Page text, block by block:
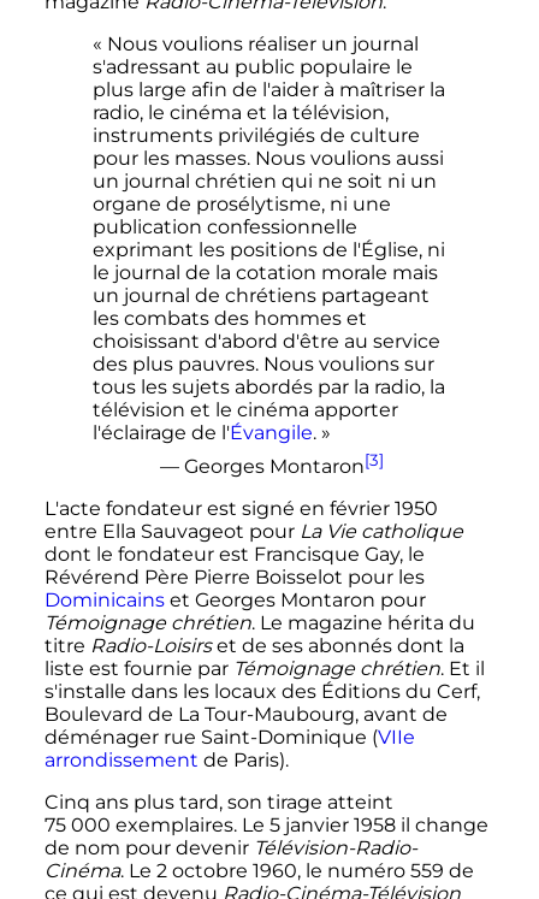
« Nous voulions réaliser un journal
s'adressant au public populaire le
plus large afin de l'aider à maîtriser la
radio, le cinéma et la télévision,
instruments privilégiés de culture
pour les masses. Nous voulions aussi
un journal chrétien qui ne soit ni un
organe de prosélytisme, ni une
publication confessionnelle
exprimant les positions de l'Église, ni
le journal de la cotation morale mais
un journal de chrétiens partageant
les combats des hommes et
choisissant d'abord d'être au service
des plus pauvres. Nous voulions sur
tous les sujets abordés par la radio, la
télévision et le cinéma apporter
l'éclairage de l'Évangile. »
— Georges Montaron[3]
L'acte fondateur est signé en février 1950
entre Ella Sauvageot pour La Vie catholique
dont le fondateur est Francisque Gay, le
Révérend Père Pierre Boisselot pour les
Dominicainset Georges Montaron pour
Témoignage chrétien. Le magazine hérita du
titre Radio-Loisirset de ses abonnés dont la
liste est fournie par Témoignage chrétien. Et il
s'installe dans les locaux des Éditions du Cerf,
Boulevard de La Tour-Maubourg, avant de
déménager rue Saint-Dominique (VIIe
arrondissement de Paris).
Cinq ans plus tard, son tirage atteint
75 000 exemplaires. Le 5 janvier 1958il change
de nom pour devenir Télévision-Radio-
Cinéma. Le 2 octobre 1960, le numéro 559 de
ce qui est devenu Radio-Cinéma-Télévision